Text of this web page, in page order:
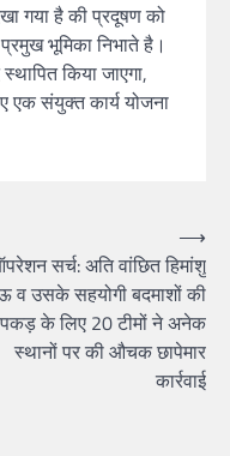
गया है की प्रदूषण को
भूमिका निभाते है।
किया जाएगा,
एक संयुक्त कार्य योजना
सर्च: अति वांछित हिमांशु
व उसके सहयोगी बदमाशों की
के लिए 20 टीमों ने अनेक
स्थानों पर की औचक छापेमार
कार्रवाई
⟶